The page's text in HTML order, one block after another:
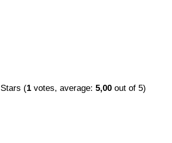
(1 votes, average:5,00 out of 5)